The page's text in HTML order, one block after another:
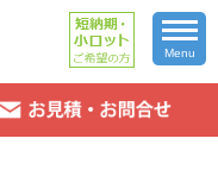
Menu